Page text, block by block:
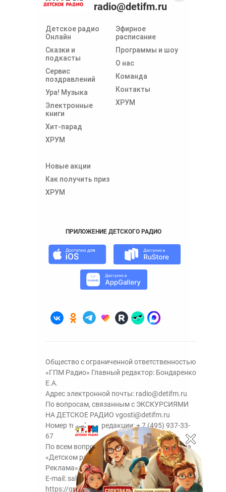
Детское радио
Онлайн
Сказки и
подкасты
Сервис
поздравлений
Ура! Музыка
Электронные
книги
Хит-парад
ХРУМ
Эфирное
расписание
Программы и шоу
О нас
Команда
Контакты
ХРУМ
Новые акции
Как получить приз
ХРУМ
radio@detifm.ru
ПРИЛОЖЕНИЕ ДЕТСКОГО РАДИО
Общество с ограниченной ответственностью
«ГПМ Радио» Главный редактор: Бондаренко
Е.А.
Адрес электронной почты: radio@detifm.ru
По вопросам, связанным с ЭКСКУРСИЯМИ
НА ДЕТСКОЕ РАДИО vgosti@detifm.ru
Номер телефона редакции:+ 7 (495) 937-33-
67
По всем вопросам размещения рекламы на
«Детском радио» - сейлз-хаус «ГПМ
Реклама»:+7 (495) 921-40-41
E-mail: sales@gazprom-media.ru
https://gpmsaleshouse.ru/